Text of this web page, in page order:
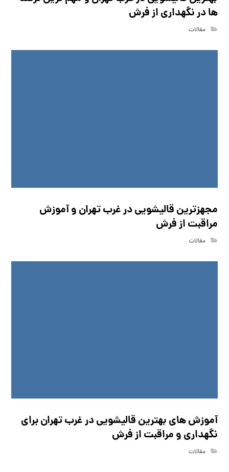
ها در نگهداری از فرش
مقالات
مجهزترین قالیشویی در غرب تهران و آموزش
مراقبت از فرش
مقالات
آموزش های بهترین قالیشویی در غرب تهران برای
نگهداری و مراقبت از فرش
مقالات